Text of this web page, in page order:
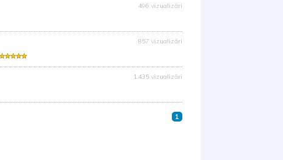
496 vizualizări
857 vizualizări
1.435 vizualizări
1